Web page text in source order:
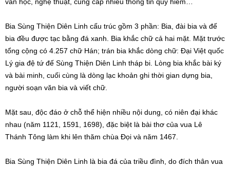
Bia Sùng Thiện Diên Linh cấu trúc gồm 3 phần: Bia, đài bia và đế
bia đều được tạc bằng đá xanh. Bia khắc chữ cả hai mặt. Mặt trước
tổng cộng có 4.257 chữ Hán; trán bia khắc dòng chữ: Đại Việt quốc
Lý gia đệ tứ đế Sùng Thiện Diên Linh tháp bi. Lòng bia khắc bài ký
và bài minh, cuối cùng là dòng lạc khoản ghi thời gian dựng bia,
người soạn văn bia và viết chữ.
Mặt sau, độc đáo ở chỗ thể hiện nhiều nội dung, có niên đại khác
nhau (năm 1121, 1591, 1698), đặc biệt là bài thơ của vua Lê
Thánh Tông làm khi lên thăm chùa Đọi và năm 1467.
Bia Sùng Thiện Diên Linh là bia đá của triều đình, do đích thân vua